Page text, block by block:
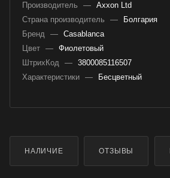
Производитель
— Axxon Ltd
Страна производитель
—
Болгария
Бренд — Casablanca
Цвет — Фиолетовый
ШтрихКод — 3800085116507
Характеристики — Бесцветный
НАЛИЧИЕ ОТЗЫВЫ